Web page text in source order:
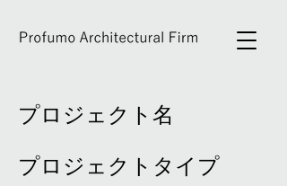
プロジェクト名
プロジェクトタイプ